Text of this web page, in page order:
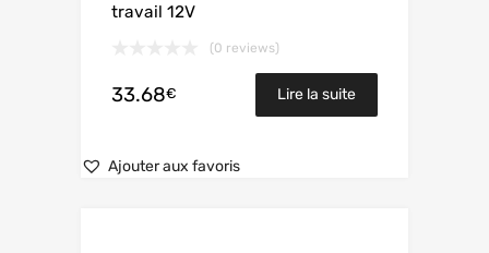
travail 12V
(0 reviews)
33.68€ Lire la suite
Ajouter aux favoris